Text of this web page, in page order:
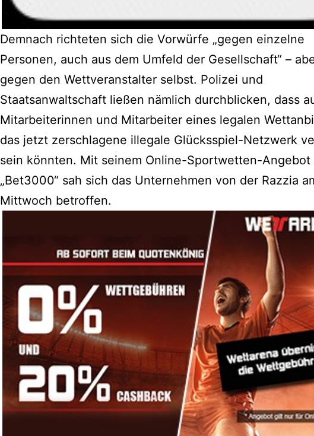
Demnach richteten sich die Vorwürfe „gegen einzelne
Personen, auch aus dem Umfeld der Gesellschaft“ –
gegen den Wettveranstalter selbst. Polizei und
Staatsanwaltschaft ließen nämlich durchblicken, dass
Mitarbeiterinnen und Mitarbeiter eines legalen
das jetzt zerschlagene illegale Glücksspiel-Netzwerk
sein könnten. Mit seinem Online-Sportwetten-Angebot
„Bet3000“ sah sich das Unternehmen von der Razzia
Mittwoch betroffen.